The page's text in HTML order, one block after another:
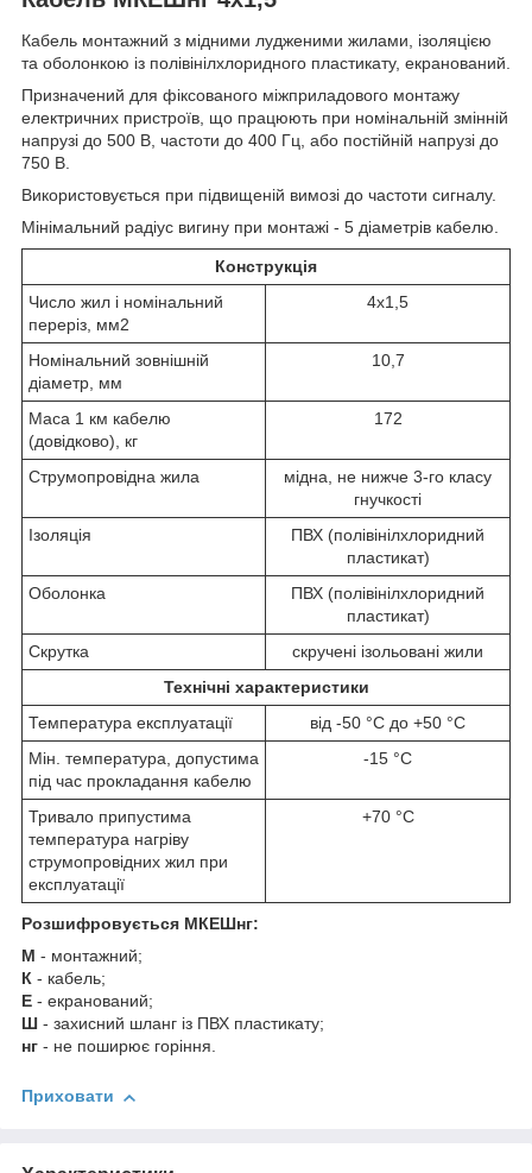
Кабель монтажний з мідними лудженими жилами, ізоляцією
та оболонкою із полівінілхлоридного пластикату, екранований.
Призначений для фіксованого міжприладового монтажу
електричних пристроїв, що працюють при номінальній змінній
напрузі до 500 В, частоти до 400 Гц, або постійній напрузі до
750 В.
Використовується при підвищеній вимозі до частоти сигналу.
Мінімальний радіус вигину при монтажі - 5 діаметрів кабелю.
Конструкція
Число жил і номінальний
переріз, мм2
4х1,5
Номінальний зовнішній
діаметр, мм
10,7
Маса 1 км кабелю
(довідково), кг
172
Струмопровідна жила
мідна, не нижче 3-го класу
гнучкості
Ізоляція
ПВХ (полівінілхлоридний
пластикат)
Оболонка
ПВХ (полівінілхлоридний
пластикат)
Скрутка
скручені ізольовані жили
Технічні характеристики
Температура експлуатації
від -50 °C до +50 °C
Мін. температура, допустима
під час прокладання кабелю
-15 °C
Тривало припустима
температура нагріву
струмопровідних жил при
експлуатації
+70 °C
Розшифровується МКЕШнг:
М - монтажний;
К - кабель;
Е - екранований;
Ш - захисний шланг із ПВХ пластикату;
нг - не поширює горіння.
Приховати